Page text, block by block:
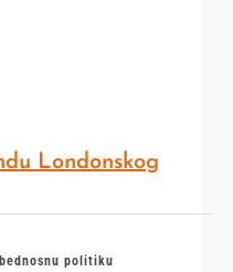
Londonskog
politiku